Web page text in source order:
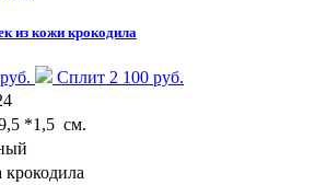
из кожи крокодила
Сплит 2 100 руб.
*1,5 см.